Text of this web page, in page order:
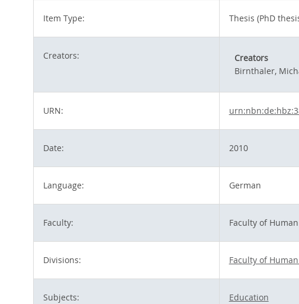
Item Type: Thesis (PhD
Creators: Creators
Birnthaler,
URN:
Date: 2010
Language: German
Faculty: Faculty of
Divisions: Faculty of
Subjects: Education